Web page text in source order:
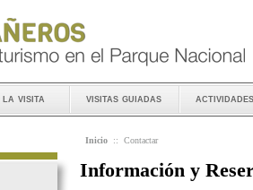
la visita visitas guiadas actividades
Inicio :: Contactar
Información y